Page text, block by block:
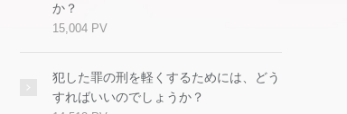
か？
15,004 PV
犯した罪の刑を軽くするためには、どう
すればいいのでしょうか？